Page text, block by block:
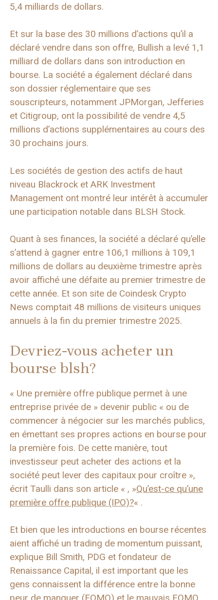
5,4 milliards de dollars.
Et sur la base des 30 millions d’actions qu’il a
déclaré vendre dans son offre, Bullish a levé 1,1
milliard de dollars dans son introduction en
bourse. La société a également déclaré dans
son dossier réglementaire que ses
souscripteurs, notamment JPMorgan, Jefferies
et Citigroup, ont la possibilité de vendre 4,5
millions d’actions supplémentaires au cours des
30 prochains jours.
Les sociétés de gestion des actifs de haut
niveau Blackrock et ARK Investment
Management ont montré leur intérêt à accumuler
une participation notable dans BLSH Stock.
Quant à ses finances, la société a déclaré qu’elle
s’attend à gagner entre 106,1 millions à 109,1
millions de dollars au deuxième trimestre après
avoir affiché une défaite au premier trimestre de
cette année. Et son site de Coindesk Crypto
News comptait 48 millions de visiteurs uniques
annuels à la fin du premier trimestre 2025.
Devriez-vous acheter un
bourse blsh?
« Une première offre publique permet à une
entreprise privée de » devenir public « ou de
commencer à négocier sur les marchés publics,
en émettant ses propres actions en bourse pour
la première fois. De cette manière, tout
investisseur peut acheter des actions et la
société peut lever des capitaux pour croître »,
écrit Taulli dans son article « , »Qu’est-ce qu’une
première offre publique (IPO)?« .
Et bien que les introductions en bourse récentes
aient affiché un trading de momentum puissant,
explique Bill Smith, PDG et fondateur de
Renaissance Capital, il est important que les
gens connaissent la différence entre la bonne